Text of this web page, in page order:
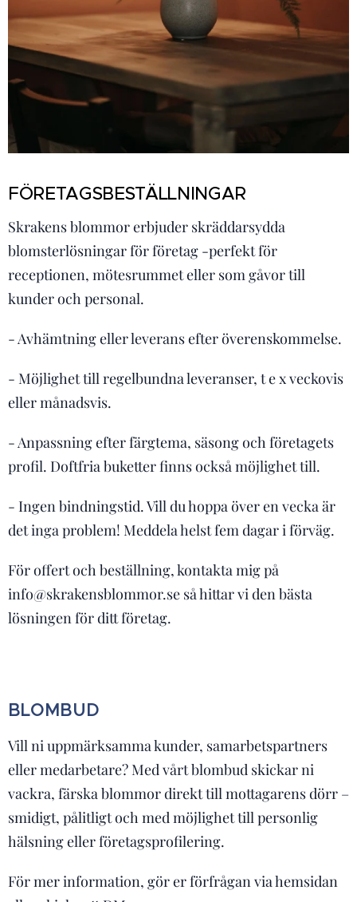
FÖRETAGSBESTÄLLNINGAR
Skrakens blommor erbjuder skräddarsydda
blomsterlösningar för företag -perfekt för
receptionen, mötesrummet eller som gåvor till
kunder och personal.
- Avhämtning eller leverans efter överenskommelse.
- Möjlighet till regelbundna leveranser, t e x veckovis
eller månadsvis.
- Anpassning efter färgtema, säsong och företagets
profil. Doftfria buketter finns också möjlighet till.
- Ingen bindningstid. Vill du hoppa över en vecka är
det inga problem! Meddela helst fem dagar i förväg.
För offert och beställning, kontakta mig på
info@skrakensblommor.se så hittar vi den bästa
lösningen för ditt företag.
BLOMBUD
Vill ni uppmärksamma kunder, samarbetspartners
eller medarbetare? Med vårt blombud skickar ni
vackra, färska blommor direkt till mottagarens dörr –
smidigt, pålitligt och med möjlighet till personlig
hälsning eller företagsprofilering.
För mer information, gör er förfrågan via hemsidan